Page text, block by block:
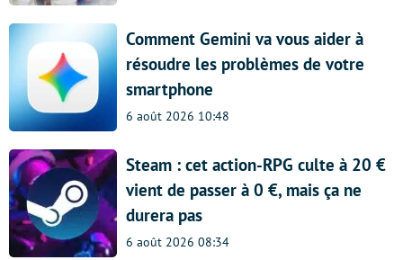
Comment Gemini va vous aider à
résoudre les problèmes de votre
smartphone
6 août 2026 10:48
Steam : cet action-RPG culte à 20 €
vient de passer à 0 €, mais ça ne
durera pas
6 août 2026 08:34